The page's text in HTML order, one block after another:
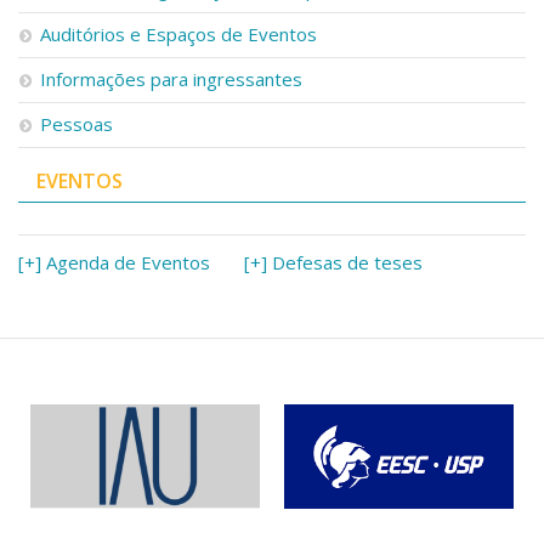
Auditórios e Espaços de Eventos
Informações para ingressantes
Pessoas
EVENTOS
[+] Agenda de Eventos [+] Defesas de teses